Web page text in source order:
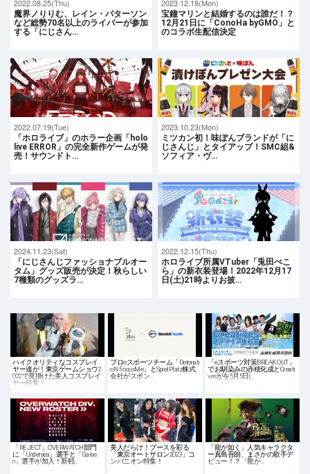
2022.08.25(Thu)
魔界ノりりむ、レイン・パターソン
など総勢70名以上のライバーが参加
する「にじさん…
2023.12.18(Mon)
宝鐘マリンと結婚するのは誰だ！？
12月21日に「ConoHa byGMO」と
のコラボ生配信決定
2022.07.19(Tue)
「ホロライブ」のホラー企画「holo
live ERROR」の完全新作ゲームが発
売！サウンドト…
2023.10.23(Mon)
ミツカン初！味ぽんブランドが「に
じさんじ」とタイアップ！SMC組&
ソフィア・ヴ…
2024.11.23(Sat)
「にじさんじファッショナブルオー
タム」グッズ販売が決定！秋らしい
7種類のグッズラ…
2022.12.15(Thu)
ホロライブ所属VTuber「兎田ぺこ
ら」の新⾐装登場！2022年12月17
日(土)21時よりお披…
ハイクオリティなコスプレイ
ヤー達が！東京ゲームショウ2
022で見掛けた美人コスプレイ
ヤー特集！
プロeスポーツチーム「Detonati
oN FocusMe」とSpielPlatz株式
会社がスポン…
「eスポーツ対策BREAK OUT」
でお馴染みの赤穂化成とCreati
vesがを5月5日(…
「REJECT」OVERWATCH部門
に「Undersea」選手と「Gaise
n」選手が加入！新戦…
美人だらけ！ブースを彩る
「東京オートサロン2023」コ
ンパニオン特集！
「龍が如く」人気キャラクタ
ー真島吾朗、まさかの歌手デ
ビュー！？「龍が…